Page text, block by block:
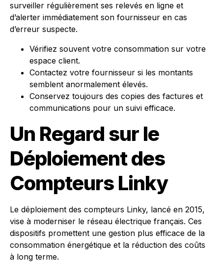
surveiller régulièrement ses relevés en ligne et
d’alerter immédiatement son fournisseur en cas
d’erreur suspecte.
Vérifiez souvent votre consommation sur votre
espace client.
Contactez votre fournisseur si les montants
semblent anormalement élevés.
Conservez toujours des copies des factures et
communications pour un suivi efficace.
Un Regard sur le
Déploiement des
Compteurs Linky
Le déploiement des compteurs Linky, lancé en 2015,
vise à moderniser le réseau électrique français. Ces
dispositifs promettent une gestion plus efficace de la
consommation énergétique et la réduction des coûts
à long terme.